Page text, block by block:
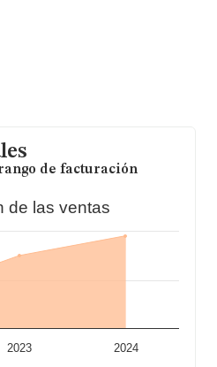
de facturación
de las ventas
2023 2024